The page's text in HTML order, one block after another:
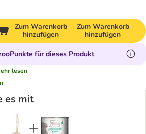
Zum Warenkorb
hinzufügen
Zum Warenkorb
hinzufügen
für dieses Produkt
lesen
es mit